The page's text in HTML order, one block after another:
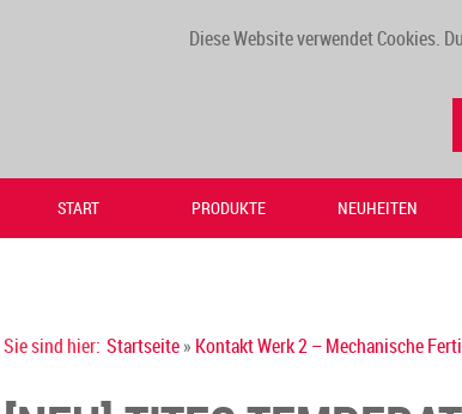
Diese Website verwendet Cookies.
START PRODUKTE NEUHEITEN
Sie sind hier: Startseite» Kontakt Werk 2 – Mechanische